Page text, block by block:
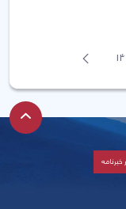
صفحه14 صفحه
بعد